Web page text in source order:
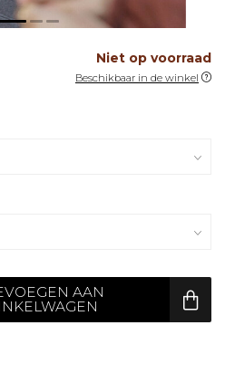
Niet op voorraad
Beschikbaar in de winkel
AAN